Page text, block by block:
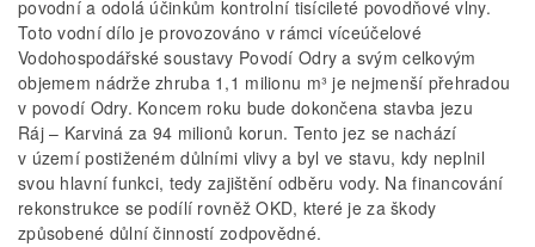
povodní a odolá účinkům kontrolní tisícileté povodňové vlny.
Toto vodní dílo je provozováno v rámci víceúčelové
Vodohospodářské soustavy Povodí Odry a svým celkovým
objemem nádrže zhruba 1,1 milionu m³ je nejmenší přehradou
v povodí Odry. Koncem roku bude dokončena stavba jezu
Ráj – Karviná za 94 milionů korun. Tento jez se nachází
v území postiženém důlními vlivy a byl ve stavu, kdy neplnil
svou hlavní funkci, tedy zajištění odběru vody. Na financování
rekonstrukce se podílí rovněž OKD, které je za škody
způsobené důlní činností zodpovědné.